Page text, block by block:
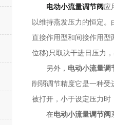
电动小流量调节阀应
以维持燕发压力的恒定
直接作用型和间接作用
位移)只取决干进日压力
另外， 电动小流量调
削弱调节精度它是一种
被打开，小于设定压力
在电动小流量调节阀